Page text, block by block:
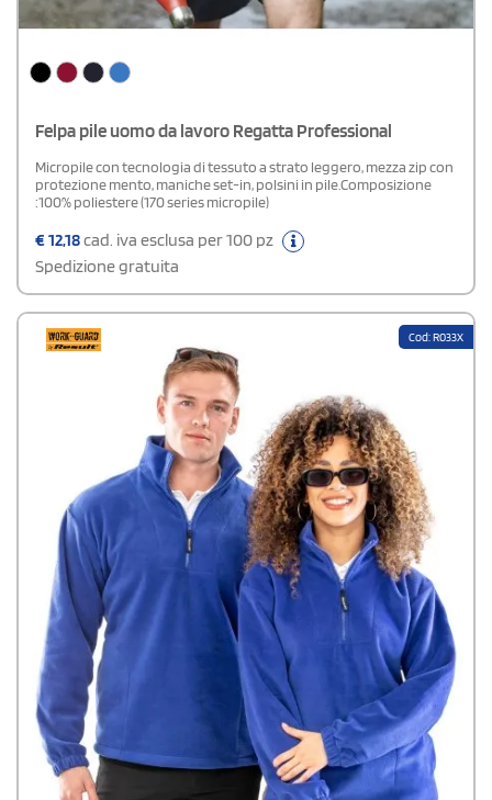
Felpa pile uomo da lavoro Regatta Professional
Micropile con tecnologia di tessuto a strato leggero, mezza zip con
protezione mento, maniche set-in, polsini in pile.Composizione
:100% poliestere (170 series micropile)
€12,18cad. iva esclusa per 100 pz
Spedizione gratuita
Cod: R033X